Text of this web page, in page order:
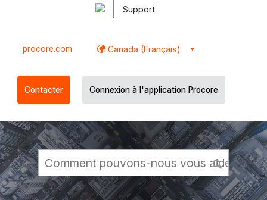
Support
procore.com Canada (Français)
Contacter Connexion à l'application Procore